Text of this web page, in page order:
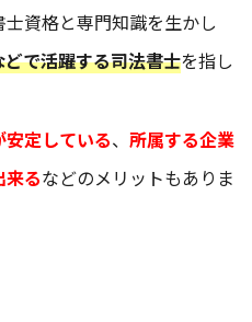
資格と専門知識を生かし
で活躍する司法書士を指し
安定している、 所属する企業
るなどのメリットもありま